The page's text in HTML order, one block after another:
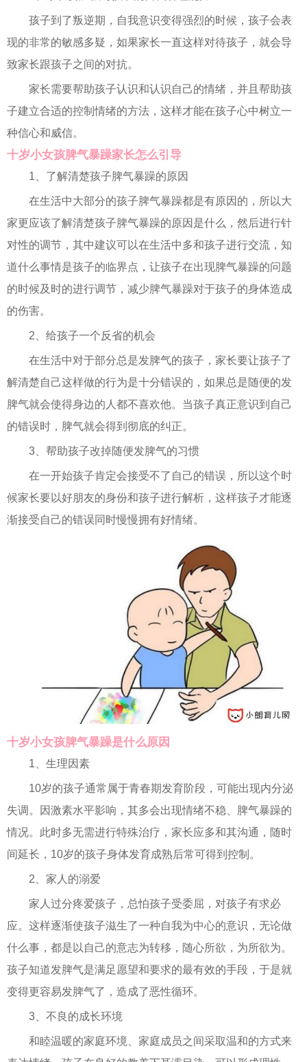
孩子到了叛逆期，自我意识变得强烈的时候，孩子会表
现的非常的敏感多疑，如果家长一直这样对待孩子，就会导
致家长跟孩子之间的对抗。
家长需要帮助孩子认识和认识自己的情绪，并且帮助孩
子建立合适的控制情绪的方法，这样才能在孩子心中树立一
种信心和威信。
十岁小女孩脾气暴躁家长怎么引导
1、了解清楚孩子脾气暴躁的原因
在生活中大部分的孩子脾气暴躁都是有原因的，所以大
家更应该了解清楚孩子脾气暴躁的原因是什么，然后进行针
对性的调节，其中建议可以在生活中多和孩子进行交流，知
道什么事情是孩子的临界点，让孩子在出现脾气暴躁的问题
的时候及时的进行调节，减少脾气暴躁对于孩子的身体造成
的伤害。
2、给孩子一个反省的机会
在生活中对于部分总是发脾气的孩子，家长要让孩子了
解清楚自己这样做的行为是十分错误的，如果总是随便的发
脾气就会使得身边的人都不喜欢他。当孩子真正意识到自己
的错误时，脾气就会得到彻底的纠正。
3、帮助孩子改掉随便发脾气的习惯
在一开始孩子肯定会接受不了自己的错误，所以这个时
候家长要以好朋友的身份和孩子进行解析，这样孩子才能逐
渐接受自己的错误同时慢慢拥有好情绪。
十岁小女孩脾气暴躁是什么原因
1、生理因素
10岁的孩子通常属于青春期发育阶段，可能出现内分泌
失调。因激素水平影响，其多会出现情绪不稳、脾气暴躁的
情况。此时多无需进行特殊治疗，家长应多和其沟通，随时
间延长，10岁的孩子身体发育成熟后常可得到控制。
2、家人的溺爱
家人过分疼爱孩子，总怕孩子受委屈，对孩子有求必
应。这样逐渐使孩子滋生了一种自我为中心的意识，无论做
什么事，都是以自己的意志为转移，随心所欲，为所欲为。
孩子知道发脾气是满足愿望和要求的最有效的手段，于是就
变得更容易发脾气了，造成了恶性循环。
3、不良的成长环境
和睦温暖的家庭环境、家庭成员之间采取温和的方式来